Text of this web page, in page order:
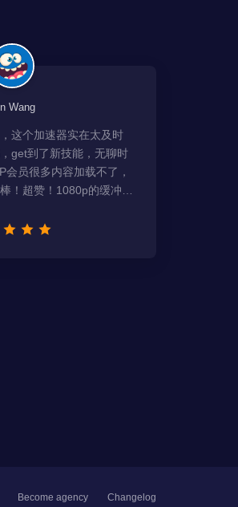
Wang
这个加速器实在太及时
get到了新技能，无聊时
员很多内容加载不了，
！超赞！1080p的缓冲完
Become agency Changelog